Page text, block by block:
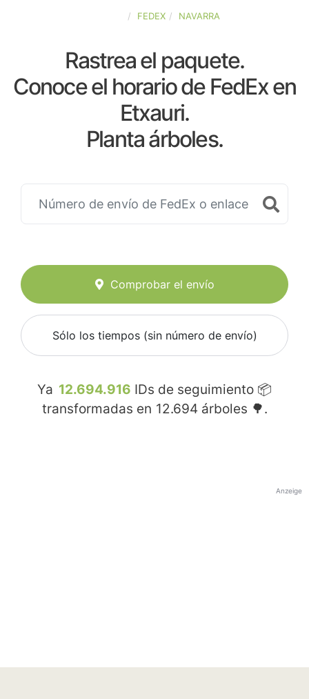
FEDEX NAVARRA
Rastrea el paquete.
Conoce el horario de FedEx en
Etxauri.
Planta árboles.
Comprobar el envío
Sólo los tiempos (sin número de envío)
Ya 12.694.916 IDs de seguimiento 📦
transformadas en 12.694 árboles 🌳.
Anzeige